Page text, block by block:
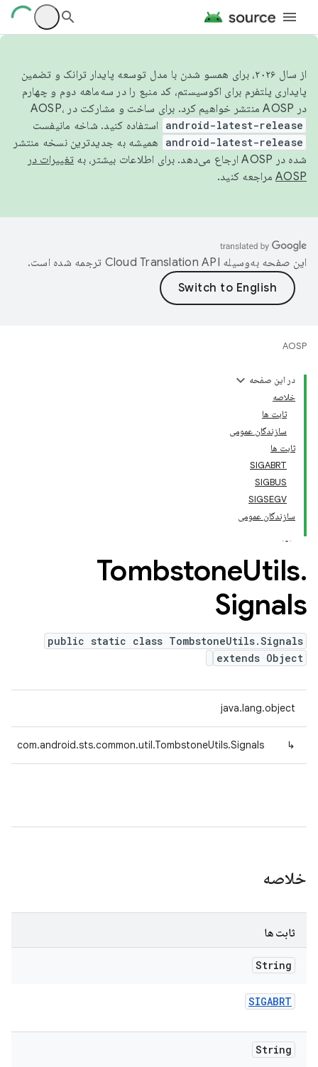
از سال ۲۰۲۶، برای همسو شدن با مدل توسعه پایدار ترانک و تضمین
پایداری پلتفرم برای اکوسیستم، کد منبع را در سه‌ماهه دوم و چهارم
در AOSP منتشر خواهیم کرد. برای ساخت و مشارکت در AOSP،
android-latest-release استفاده کنید. شاخه مانیفست
android-latest-release
همیشه به جدیدترین نسخه منتشر
شده در AOSP ارجاع می‌دهد. برای اطلاعات بیشتر، به
تغییرات در
AOSP مراجعه کنید.
این صفحه به‌وسیله ترجمه شده است.
AOSP
در این صفحه
خلاصه
ثابت ها
سازندگان عمومی
ثابت ها
SIGABRT
SIGBUS
SIGSEGV
سازندگان عمومی
TombstoneUtils.
Signals
public static class TombstoneUtils.Signals
extends Object
java.lang.object
↳
com.android.sts.common.util.TombstoneUtils.Signals
خلاصه
ثابت ها
String
SIGABRT
String